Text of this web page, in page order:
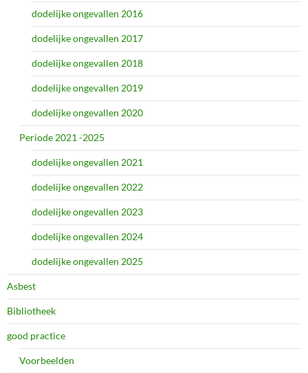
dodelijke ongevallen 2016
dodelijke ongevallen 2017
dodelijke ongevallen 2018
dodelijke ongevallen 2019
dodelijke ongevallen 2020
Periode 2021 -2025
dodelijke ongevallen 2021
dodelijke ongevallen 2022
dodelijke ongevallen 2023
dodelijke ongevallen 2024
dodelijke ongevallen 2025
Asbest
Bibliotheek
good practice
Voorbeelden